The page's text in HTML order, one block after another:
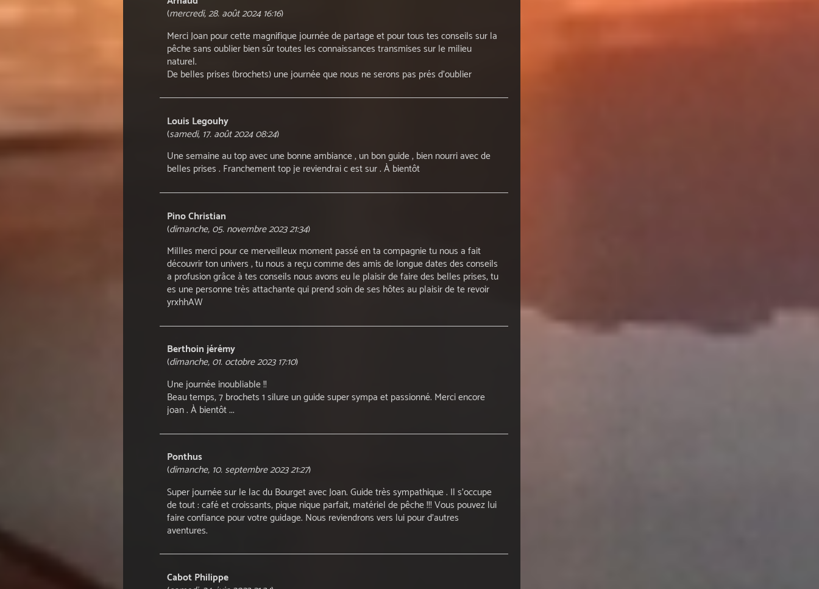
(mercredi, 28. août 2024 16:16)
Merci Joan pour cette magnifique journée de partage et pour tous tes conseils sur la
pêche sans oublier bien sûr toutes les connaissances transmises sur le milieu
naturel.
De belles prises (brochets) une journée que nous ne serons pas prés d'oublier
Louis Legouhy
(samedi, 17. août 2024 08:24)
Une semaine au top avec une bonne ambiance , un bon guide , bien nourri avec de
belles prises . Franchement top je reviendrai c est sur . À bientôt
Pino Christian
(dimanche, 05. novembre 2023 21:34)
Millles merci pour ce merveilleux moment passé en ta compagnie tu nous a fait
découvrir ton univers , tu nous a reçu comme des amis de longue dates des conseils
a profusion grâce à tes conseils nous avons eu le plaisir de faire des belles prises, tu
es une personne très attachante qui prend soin de ses hôtes au plaisir de te revoir
yrxhhAW
Berthoin jérémy
(dimanche, 01. octobre 2023 17:10)
Une journée inoubliable !!
Beau temps, 7 brochets 1 silure un guide super sympa et passionné. Merci encore
joan . À bientôt ...
Ponthus
(dimanche, 10. septembre 2023 21:27)
Super journée sur le lac du Bourget avec Joan. Guide très sympathique . Il s'occupe
de tout : café et croissants, pique nique parfait, matériel de pêche !!! Vous pouvez lui
faire confiance pour votre guidage. Nous reviendrons vers lui pour d'autres
aventures.
Cabot Philippe